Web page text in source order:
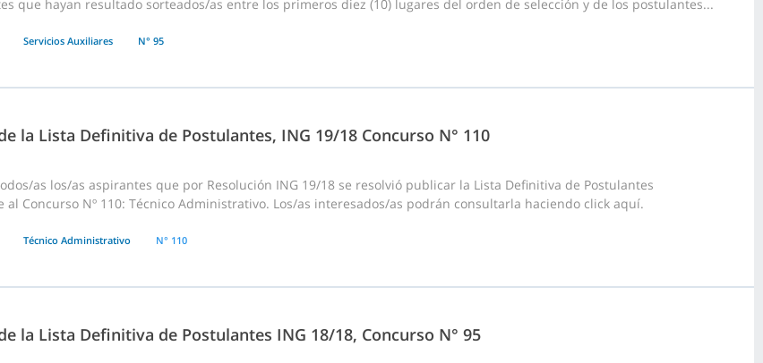
que hayan resultado sorteados/as entre los primeros diez (10) lugares del orden de selección y de los postulantes...
Servicios Auxiliares N° 95
la Lista Definitiva de Postulantes, ING 19/18 Concurso N° 110
as los/as aspirantes que por Resolución ING 19/18 se resolvió publicar la Lista Definitiva de Postulantes
al Concurso Nº 110: Técnico Administrativo. Los/as interesados/as podrán consultarla haciendo click aquí.
Técnico Administrativo N° 110
la Lista Definitiva de Postulantes ING 18/18, Concurso N° 95